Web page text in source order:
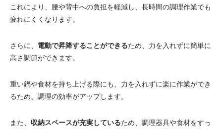
これにより、腰や背中への負担を軽減し、長時間の調理作業でも
疲れにくくなります。
さらに、 電動で昇降することができるため、力を入れずに簡単に
高さ調節ができます。
重い鍋や食材を持ち上げる際にも、力を入れずに楽に作業ができ
るため、調理の効率がアップします。
また、 収納スペースが充実しているため、調理器具や食材をすっ